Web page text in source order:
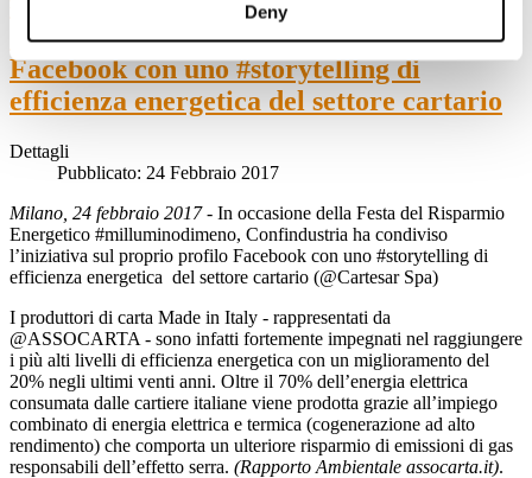
Deny
condivide l’iniziativa sul proprio profilo
Facebook con uno #storytelling di
efficienza energetica del settore cartario
Dettagli
Pubblicato: 24 Febbraio 2017
Milano, 24 febbraio 2017- In occasione della Festa del Risparmio
Energetico #milluminodimeno, Confindustria ha condiviso
l’iniziativa sul proprio profilo Facebook con uno #storytelling di
efficienza energetica del settore cartario (@Cartesar Spa)
I produttori di carta Made in Italy - rappresentati da
@ASSOCARTA - sono infatti fortemente impegnati nel raggiungere
i più alti livelli di efficienza energetica con un miglioramento del
20% negli ultimi venti anni. Oltre il 70% dell’energia elettrica
consumata dalle cartiere italiane viene prodotta grazie all’impiego
combinato di energia elettrica e termica (cogenerazione ad alto
rendimento) che comporta un ulteriore risparmio di emissioni di gas
responsabili dell’effetto serra. (Rapporto Ambientale assocarta.it).